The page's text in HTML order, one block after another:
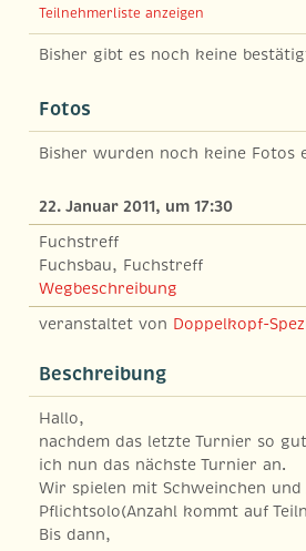
Teilnehmerliste anzeigen
Bisher gibt es noch keine
Fotos
Bisher wurden noch keine Fotos
22. Januar 2011, um 17:30
Fuchstreff
Fuchsbau, Fuchstreff
Wegbeschreibung
veranstaltet von Doppelkopf-
Beschreibung
Hallo,
nachdem das letzte Turnier so
ich nun das nächste Turnier an.
Wir spielen mit Schweinchen
Pflichtsolo(Anzahl kommt auf
Bis dann,